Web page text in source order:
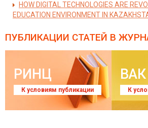
HOW DIGITAL TECHNOLOGIES ARE
EDUCATION ENVIRONMENT IN
ПУБЛИКАЦИИ СТАТЕЙ В
РИНЦ
К условиям публикации
ВАК
К